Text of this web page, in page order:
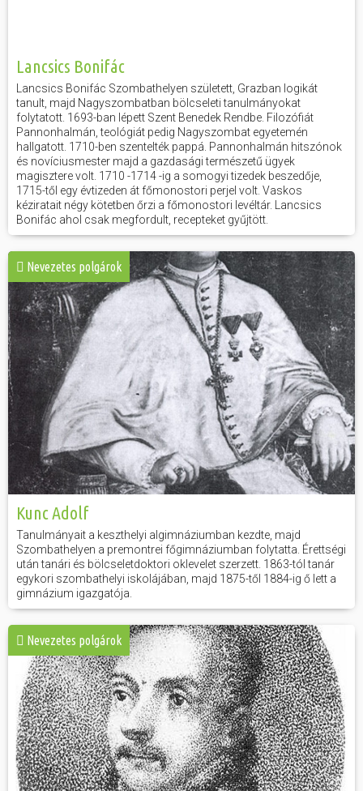
Lancsics Bonifác
Lancsics Bonifác Szombathelyen született, Grazban logikát
tanult, majd Nagyszombatban bölcseleti tanulmányokat
folytatott. 1693-ban lépett Szent Benedek Rendbe. Filozófiát
Pannonhalmán, teológiát pedig Nagyszombat egyetemén
hallgatott. 1710-ben szentelték pappá. Pannonhalmán hitszónok
és novíciusmester majd a gazdasági természetű ügyek
magisztere volt. 1710 -1714 -ig a somogyi tizedek beszedője,
1715-től egy évtizeden át főmonostori perjel volt. Vaskos
kéziratait négy kötetben őrzi a főmonostori levéltár. Lancsics
Bonifác ahol csak megfordult, recepteket gyűjtött.
Nevezetes polgárok
Kunc Adolf
Tanulmányait a keszthelyi algimnáziumban kezdte, majd
Szombathelyen a premontrei főgimnáziumban folytatta. Érettségi
után tanári és bölcseletdoktori oklevelet szerzett. 1863-tól tanár
egykori szombathelyi iskolájában, majd 1875-től 1884-ig ő lett a
gimnázium igazgatója.
Nevezetes polgárok